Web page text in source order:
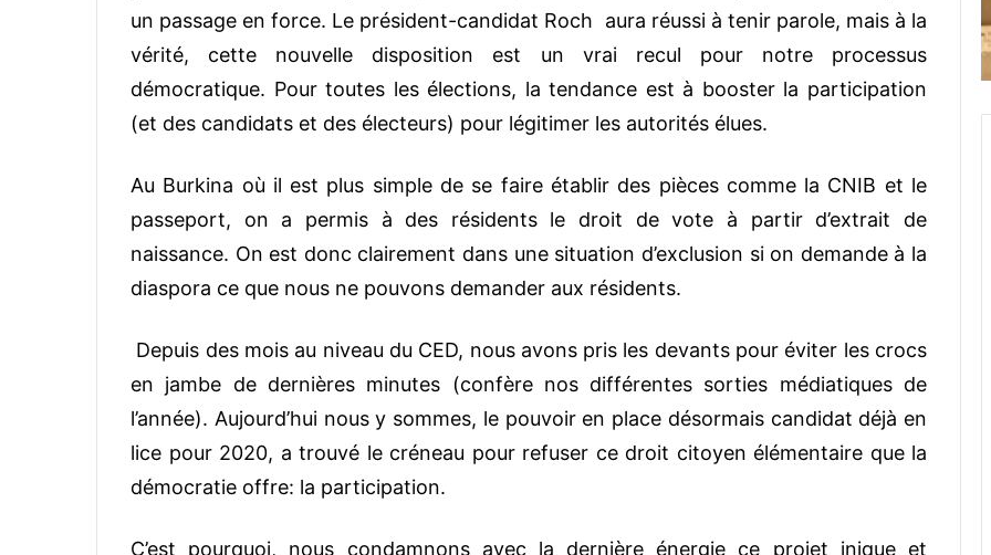
un passage en force. Le président-candidat Roch aura réussi à tenir parole, mais à la
vérité, cette nouvelle disposition est un vrai recul pour notre processus
démocratique. Pour toutes les élections, la tendance est à booster la participation
(et des candidats et des électeurs) pour légitimer les autorités élues.
Au Burkina où il est plus simple de se faire établir des pièces comme la CNIB et le
passeport, on a permis à des résidents le droit de vote à partir d’extrait de
naissance. On est donc clairement dans une situation d’exclusion si on demande à la
diaspora ce que nous ne pouvons demander aux résidents.
Depuis des mois au niveau du CED, nous avons pris les devants pour éviter les crocs
en jambe de dernières minutes (confère nos différentes sorties médiatiques de
l’année). Aujourd’hui nous y sommes, le pouvoir en place désormais candidat déjà en
lice pour 2020, a trouvé le créneau pour refuser ce droit citoyen élémentaire que la
démocratie offre: la participation.
C’est pourquoi, nous condamnons avec la dernière énergie ce projet inique et